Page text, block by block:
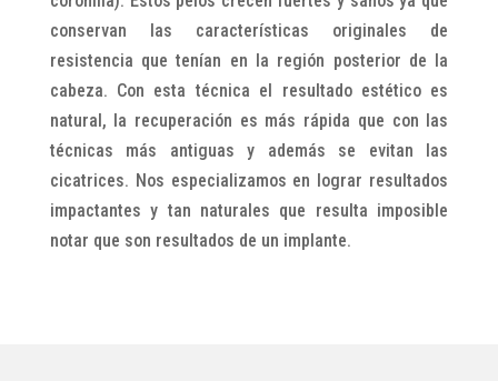
conservan las características originales de
resistencia que tenían en la región posterior de la
cabeza. Con esta técnica el resultado estético es
natural, la recuperación es más rápida que con las
técnicas más antiguas y además se evitan las
cicatrices. Nos especializamos en lograr resultados
impactantes y tan naturales que resulta imposible
notar que son resultados de un implante.